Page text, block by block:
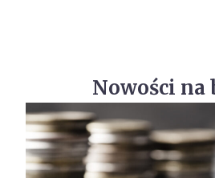
Nowości na